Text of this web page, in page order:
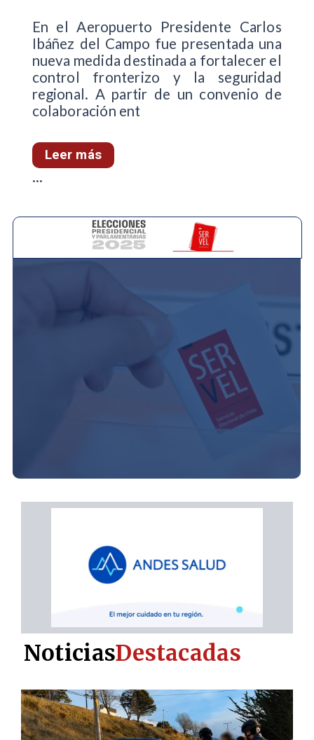
En el Aeropuerto Presidente Carlos
Ibáñez del Campo fue presentada una
nueva medida destinada a fortalecer el
control fronterizo y la seguridad
regional. A partir de un convenio de
colaboración ent
Leer más
...
NoticiasDestacadas